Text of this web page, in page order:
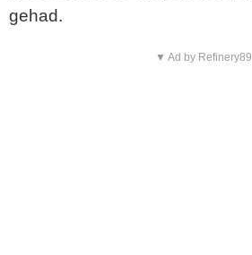
gehad.
▼ Ad by Refinery89